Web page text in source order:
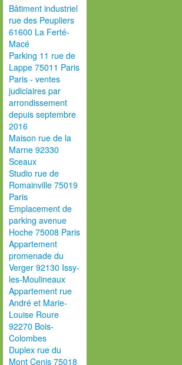
Bâtiment industriel
rue des Peupliers
61600 La Ferté-
Macé
Parking 11 rue de
Lappe 75011 Paris
Paris - ventes
judiciaires par
arrondissement
depuis septembre
2016
Maison rue de la
Marne 92330
Sceaux
Studio rue de
Romainville 75019
Paris
Emplacement de
parking avenue
Hoche 75008 Paris
Appartement
promenade du
Verger 92130 Issy-
les-Moulineaux
Appartement rue
André et Marie-
Louise Roure
92270 Bois-
Colombes
Duplex rue du
Mont Cenis 75018